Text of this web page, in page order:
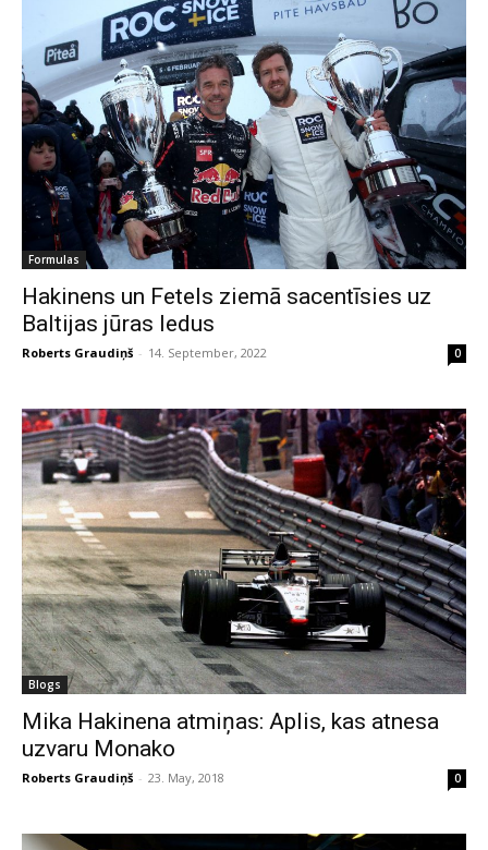
Formulas
Hakinens un Fetels ziemā sacentīsies uz
Baltijas jūras ledus
Roberts Graudiņš - 14. September, 2022 0
Blogs
Mika Hakinena atmiņas: Aplis, kas atnesa
uzvaru Monako
Roberts Graudiņš - 23. May, 2018 0